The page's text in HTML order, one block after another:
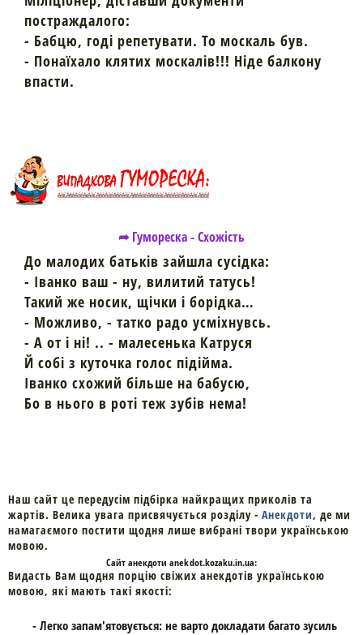
постраждалого:
- Бабцю, годі репетувати. То москаль був.
- Понаїхало клятих москалів!!! Ніде балкону
впасти.
➦ Гумореска - Схожість
До малодих батьків зайшла сусідка:
- Іванко ваш - ну, вилитий татусь!
Такий же носик, щічки і борідка…
- Можливо, - татко радо усміхнувсь.
- А от і ні! .. - малесенька Катруся
Й собі з куточка голос підійма.
Іванко схожий більше на бабусю,
Бо в нього в роті теж зубів нема!
Наш сайт це передусім підбірка найкращих приколів та
жартів. Велика увага присвячується розділу - Анекдоти, де ми
намагаємого постити щодня лише вибрані твори українською
мовою.
Cайтанекдоти anekdot.kozaku.in.ua:
Видасть Вам щодня порцію свіжих анекдотів українською
мовою, які мають такі якості:
- Легко запам'ятовується: не варто докладати багато зусиль